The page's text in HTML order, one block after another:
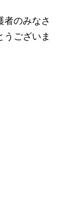
者のみなさ
うございま